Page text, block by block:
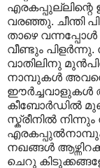
വരഞ്ഞു. ചീന്തി
താഴെ വന്നപ്പോള്‍
വീണ്ടും
വാതിലിനു
നാമ്പുകള്‍
ഈര്‍ച്ചവാളുകള്‍
കീബോര്‍ഡില്‍
സ്ക്രീനില്‍
നഖങ്ങള്‍
ചെറു